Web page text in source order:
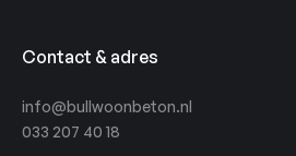
Contact & adres
info@bullwoonbeton.nl
033 207 40 18